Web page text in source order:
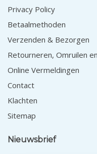
Privacy Policy
Betaalmethoden
Verzenden & Bezorgen
Retourneren, Omruilen
Online Vermeldingen
Contact
Klachten
Sitemap
Nieuwsbrief